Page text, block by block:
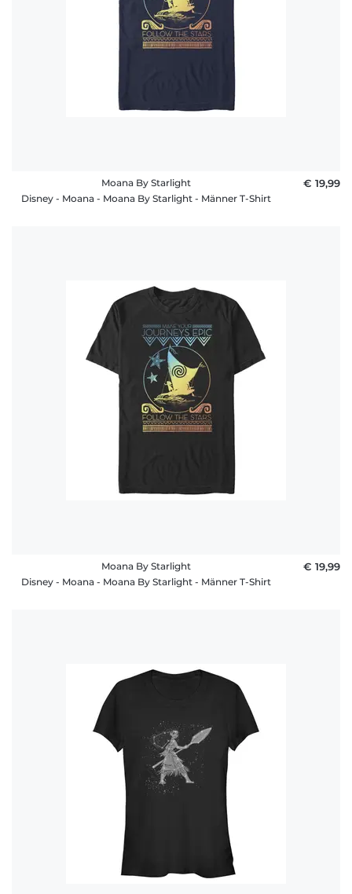
Moana By Starlight
Disney - Moana - Moana By Starlight - Männer T-Shirt
€ 19,99
Moana By Starlight
Disney - Moana - Moana By Starlight - Männer T-Shirt
€ 19,99